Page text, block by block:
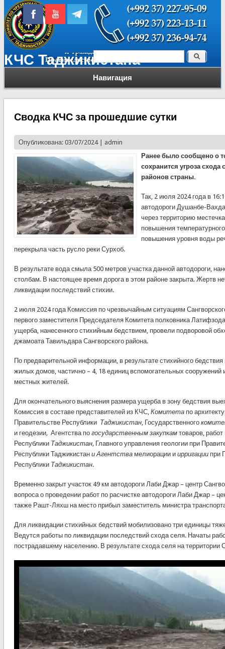
КЧС Таджикистана
Навигация
Форма поиска Поиск
Сводка КЧС за прошедшие сутки
Опубликована: 03/07/2024 | admin
Ранее было сообщено о
сохранится угроза схода
районов страны.
Так, 2 июля 2024 года в
автодороги Душанбе-
через территорию
повышения
повышения уровня воды
перекрыла часть русло реки Сурхоб.
В результате вода смыла 500 метров участка данной автодороги,
столбам. В настоящее время дорога в этом районе закрыта. Жертв
ликвидации последствий стихии.
2 июля 2024 года Комиссия по чрезвычайным ситуациям
первого заместителя Председателя Комитета полковника
ущерба, нанесенного стихийным бедствием, провели подворовой
джамоата Тавильдара Сангворского района.
По предварительной информации, в результате стихийного
жилых домов, частично – 4, 18 единиц вспомогательных сооружений
местных жителей.
Для окончательного выяснения размера ущерба в зону бедствия
Комиссия в составе представителей из КЧС, Комитетапо
Правительстве Республики Таджикистан, Государственного
и геодезии, Агентства по государственным закупкамтоваров, работ
Республики Таджикистан, Главного управления геологии при
Республики Таджикистани Агентствамелиорации и ирригациипри
Республики Таджикистан.
Временно закрыт участок 49 км автодороги Лаби Джар – центр
вопроса о проведении работ по расчистке автодороги Лаби Джар –
также Рашт-Ляхш на место прибыл заместитель министра
Для ликвидации стихийных бедствий мобилизовано три единицы
Ведутся работы по ликвидации последствий схода селя. Начаты
пострадавшему населению. В результате схода селя на территории